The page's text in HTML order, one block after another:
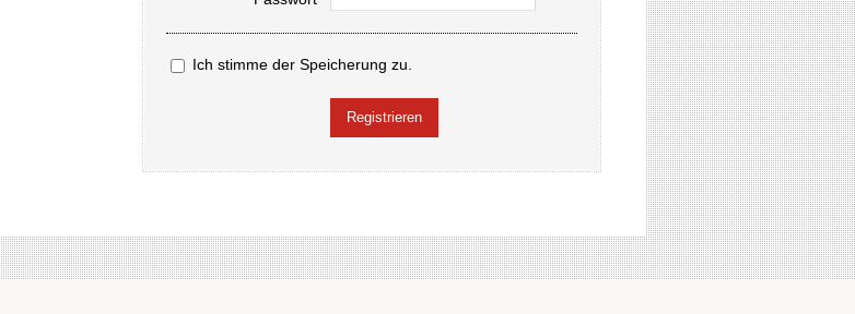
Ich stimme der Speicherung zu.